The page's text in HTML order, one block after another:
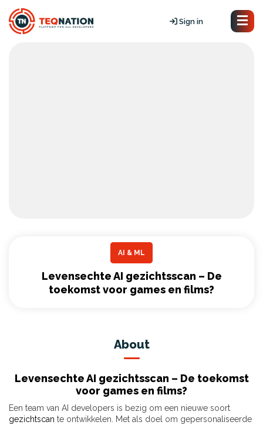
Sign in
AI & ML
Levensechte AI gezichtsscan – De
toekomst voor games en films?
About
Levensechte AI gezichtsscan – De toekomst
voor games en films?
Een team van AI developers is bezig om een nieuwe soort
gezichtscan te ontwikkelen. Met als doel om gepersonaliseerde